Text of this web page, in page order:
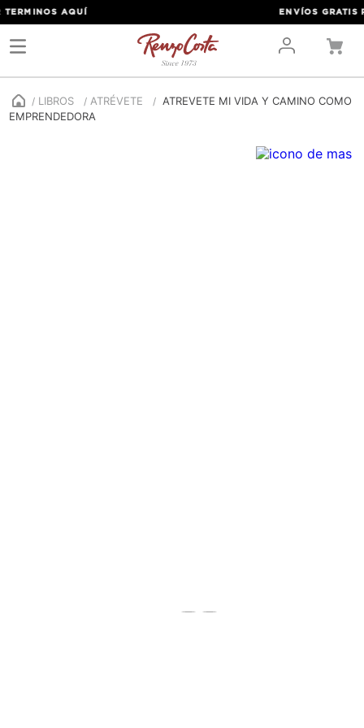
AQUÍ ENVÍOS GRATIS
LIBROS ATRÉVETE
ATREVETE MI VIDA Y CAMINO COMO
EMPRENDEDORA